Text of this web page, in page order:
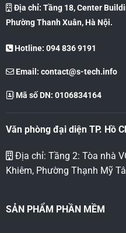
Địa chỉ: Tầng 18, Center
Phường Thanh Xuân, Hà Nội.
Hotline: 094 836 9191
Email: contact@s-tech.info
Mã số DN: 0106834164
Văn phòng đại diện TP. Hồ
Địa chỉ: Tầng 2: Tòa nhà
Khiêm, Phường Thạnh Mỹ
SẢN PHẨM PHẦN MỀM